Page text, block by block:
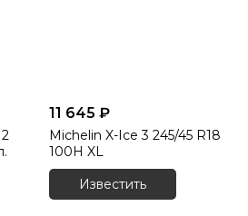
11 645 ₽
Michelin X-Ice 3 245/45 R18
100H XL
Известить